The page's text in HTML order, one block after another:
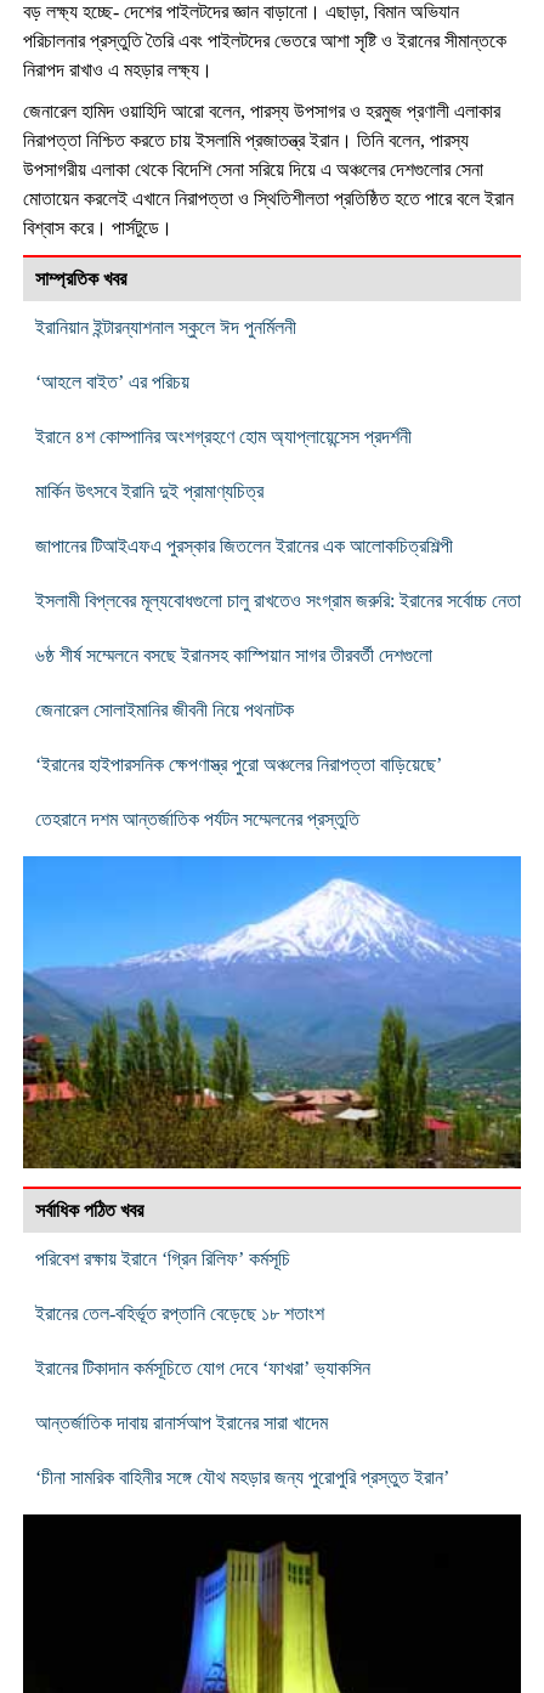
বড় লক্ষ্য হচ্ছে- দেশের পাইলটদের জ্ঞান বাড়ানো। এছাড়া, বিমান অভিযান
পরিচালনার প্রস্তুতি তৈরি এবং পাইলটদের ভেতরে আশা সৃষ্টি ও ইরানের সীমান্তকে
নিরাপদ রাখাও এ মহড়ার লক্ষ্য।
জেনারেল হামিদ ওয়াহিদি আরো বলেন, পারস্য উপসাগর ও হরমুজ প্রণালী এলাকার
নিরাপত্তা নিশ্চিত করতে চায় ইসলামি প্রজাতন্ত্র ইরান। তিনি বলেন, পারস্য
উপসাগরীয় এলাকা থেকে বিদেশি সেনা সরিয়ে দিয়ে এ অঞ্চলের দেশগুলোর সেনা
মোতায়েন করলেই এখানে নিরাপত্তা ও স্থিতিশীলতা প্রতিষ্ঠিত হতে পারে বলে ইরান
বিশ্বাস করে। পার্সটুডে।
সাম্প্রতিক খবর
ইরানিয়ান ইন্টারন্যাশনাল স্কুলে ঈদ পুনর্মিলনী
‘আহলে বাইত’ এর পরিচয়
ইরানে ৪শ কোম্পানির অংশগ্রহণে হোম অ্যাপ্লায়েন্সেস প্রদর্শনী
মার্কিন উৎসবে ইরানি দুই প্রামাণ্যচিত্র
জাপানের টিআইএফএ পুরস্কার জিতলেন ইরানের এক আলোকচিত্রশিল্পী
ইসলামী বিপ্লবের মূল্যবোধগুলো চালু রাখতেও সংগ্রাম জরুরি: ইরানের সর্বোচ্চ নেতা
৬ষ্ঠ শীর্ষ সম্মেলনে বসছে ইরানসহ কাস্পিয়ান সাগর তীরবর্তী দেশগুলো
জেনারেল সোলাইমানির জীবনী নিয়ে পথনাটক
‘ইরানের হাইপারসনিক ক্ষেপণাস্ত্র পুরো অঞ্চলের নিরাপত্তা বাড়িয়েছে’
তেহরানে দশম আন্তর্জাতিক পর্যটন সম্মেলনের প্রস্তুতি
সর্বাধিক পঠিত খবর
পরিবেশ রক্ষায় ইরানে ‘গ্রিন রিলিফ’ কর্মসূচি
ইরানের তেল-বহির্ভূত রপ্তানি বেড়েছে ১৮ শতাংশ
ইরানের টিকাদান কর্মসূচিতে যোগ দেবে ‘ফাখরা’ ভ্যাকসিন
আন্তর্জাতিক দাবায় রানার্সআপ ইরানের সারা খাদেম
‘চীনা সামরিক বাহিনীর সঙ্গে যৌথ মহড়ার জন্য পুরোপুরি প্রস্তুত ইরান’